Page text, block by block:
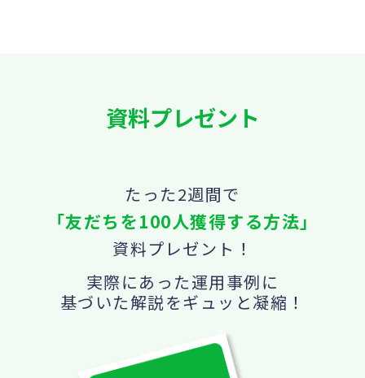
資料プレゼント
たった2週間で
「友だちを100人獲得する方法」
資料プレゼント！
実際にあった運用事例に
基づいた解説をギュッと凝縮！